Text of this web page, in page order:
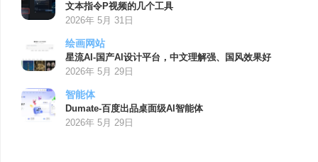
文本指令P视频的几个工具
2026年 5月 31日
绘画网站
星流AI-国产AI设计平台，中文理解强、国风效果好
2026年 5月 29日
智能体
Dumate-百度出品桌面级AI智能体
2026年 5月 29日